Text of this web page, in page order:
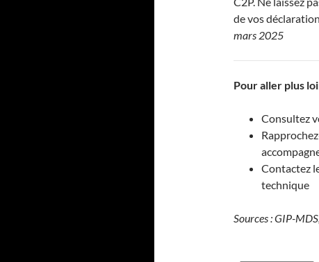
de vos
mars 2025
Pour aller plus
Consultez
Contactez
technique
Sources : GIP-